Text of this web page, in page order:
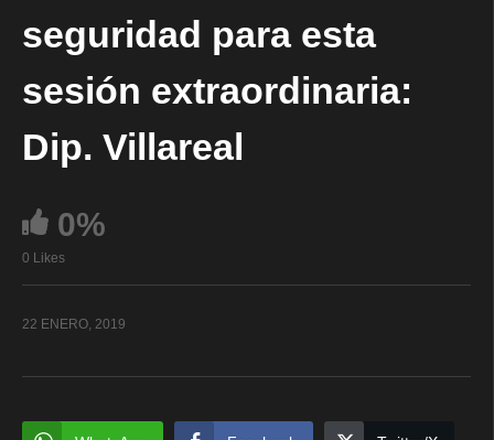
seguridad para esta
sesión extraordinaria:
Dip. Villareal
0%
0 Likes
22 ENERO, 2019